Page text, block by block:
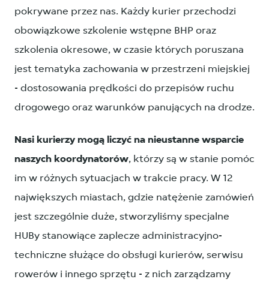
pokrywane przez nas. Każdy kurier przechodzi
obowiązkowe szkolenie wstępne BHP oraz
szkolenia okresowe, w czasie których poruszana
jest tematyka zachowania w przestrzeni miejskiej
- dostosowania prędkości do przepisów ruchu
drogowego oraz warunków panujących na drodze.
Nasi kurierzy mogą liczyć na nieustanne wsparcie
naszych koordynatorów, którzy są w stanie pomóc
im w różnych sytuacjach w trakcie pracy. W 12
największych miastach, gdzie natężenie zamówień
jest szczególnie duże, stworzyliśmy specjalne
HUBy stanowiące zaplecze administracyjno-
techniczne służące do obsługi kurierów, serwisu
rowerów i innego sprzętu - z nich zarządzamy